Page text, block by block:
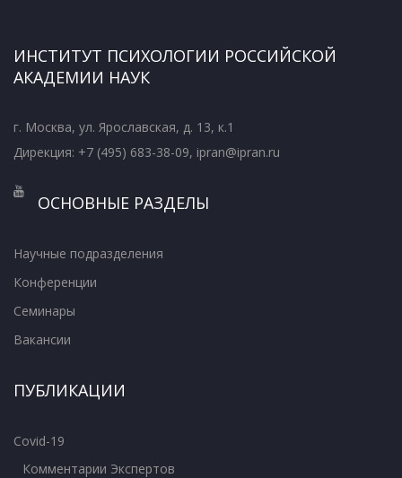
ИНСТИТУТ ПСИХОЛОГИИ РОССИЙСКОЙ
АКАДЕМИИ НАУК
г. Москва, ул. Ярославская, д. 13, к.1
Дирекция: +7 (495) 683-38-09, ipran@ipran.ru
ОСНОВНЫЕ РАЗДЕЛЫ
Научные подразделения
Конференции
Семинары
Вакансии
ПУБЛИКАЦИИ
Covid-19
Комментарии Экспертов